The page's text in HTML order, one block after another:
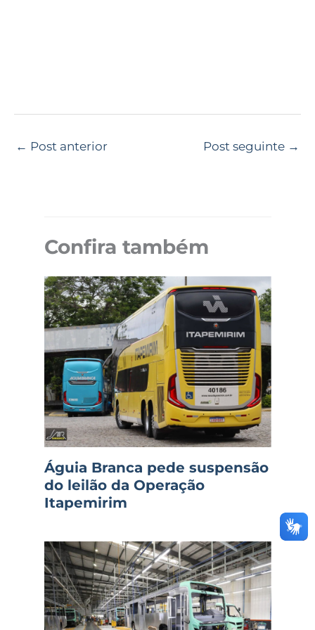
← Post anterior Post seguinte →
Confira também
Águia Branca pede suspensão
do leilão da Operação
Itapemirim